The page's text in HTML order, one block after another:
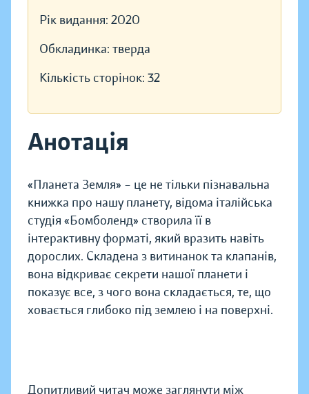
Рік видання: 2020
Обкладинка: тверда
Кількість сторінок: 32
Анотація
«Планета Земля» – це не тільки пізнавальна
книжка про нашу планету, відома італійська
студія «Бомболенд» створила її в
інтерактивну форматі, який вразить навіть
дорослих. Складена з витинанок та клапанів,
вона відкриває секрети нашої планети і
показує все, з чого вона складається, те, що
ховається глибоко під землею і на поверхні.
Допитливий читач може заглянути між